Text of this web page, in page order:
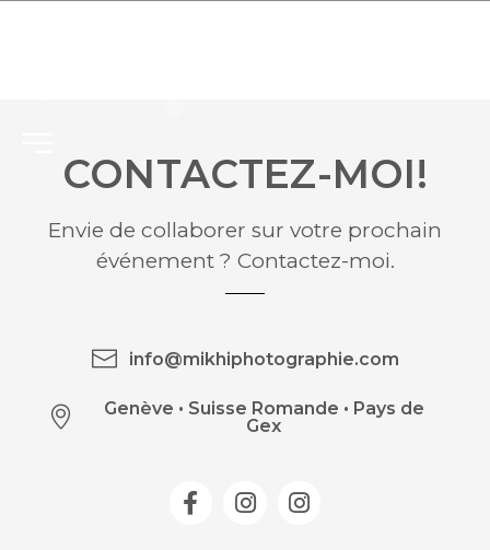
CONTACTEZ-MOI!
Envie de collaborer sur votre prochain
événement ? Contactez-moi.
info@mikhiphotographie.com
Genève • Suisse Romande • Pays de
Gex